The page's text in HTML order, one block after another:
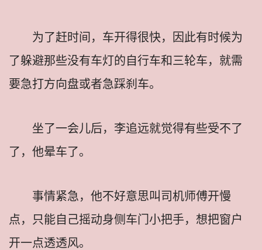
为了赶时间，车开得很快，因此有时候为
了躲避那些没有车灯的自行车和三轮车，就需
要急打方向盘或者急踩刹车。
坐了一会儿后，李追远就觉得有些受不了
了，他晕车了。
事情紧急，他不好意思叫司机师傅开慢
点，只能自己摇动身侧车门小把手，想把窗户
开一点透透风。